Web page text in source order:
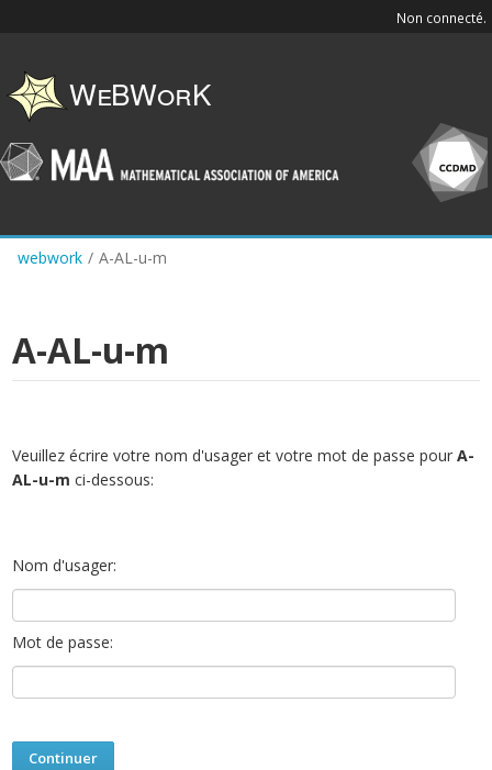
content
Non connecté.
webwork / A-AL-u-m
A-AL-u-m
Veuillez écrire votre nom d'usager et votre mot de passe pourA-
AL-u-m ci-dessous:
Nom d'usager:
Mot de passe: